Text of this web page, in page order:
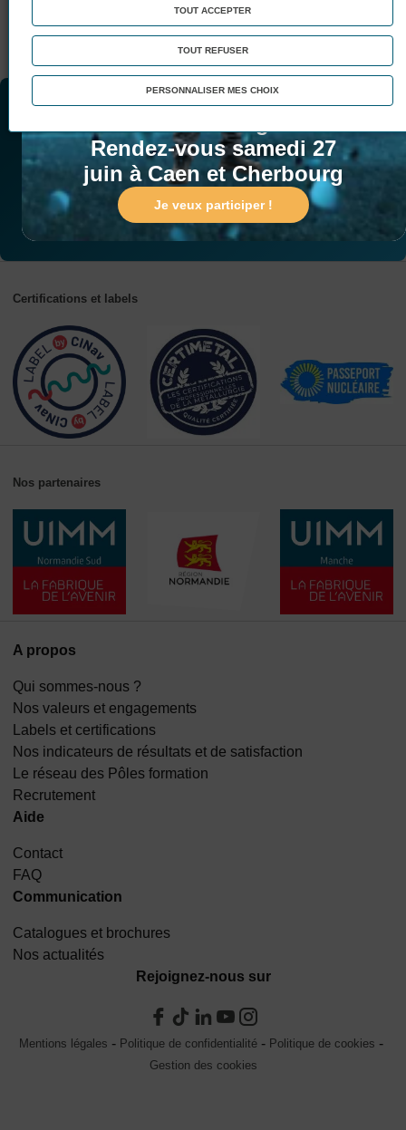
Portes Ouvertes !
Matinée Portes Ouvertes :
Rendez-vous samedi 27
juin à Caen et Cherbourg
Je veux participer !
Vous souhaitez être
accompagné(e) dans votre
projet ?
Contactez-nous
A propos
Qui sommes-nous ?
Nos valeurs et engagements
Labels et certifications
Nos indicateurs de résultats et de satisfaction
Le réseau des Pôles formation
Recrutement
Aide
Contact
FAQ
Communication
Catalogues et brochures
Nos actualités
Rejoignez-nous sur
Certifications et labels
Nos partenaires
Mentions légales Politique de confidentialité
Politique de cookies
Gestion des cookies
TOUT ACCEPTER
TOUT REFUSER
PERSONNALISER MES CHOIX